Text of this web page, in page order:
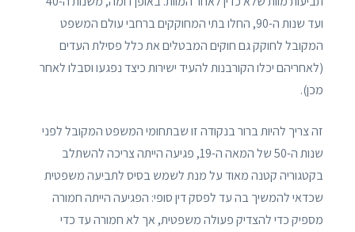
ועד שנות ה-90, החלו בתי המחוקקים ברחבי עולם המשפט
המקובל לחוקק גם חוקים המבטלים את כלל פסילת העדים
(לאחריהם יכלו הקורבנות להעיד ישירות כיצד נפגעו וסבלו לאחר
מכן).
זה צריך להיות ברור בנקודה זו שבתחומי המשפט המקובל לפני
שנות ה-50 של המאה ה-19, פגיעה הייתה צריכה להשתלב
בקטגוריה קטנה מאוד על מנת לשמש בסיס לתביעה משפטית
שכדאי להמשיך בה עד לפסק דין סופי: הפגיעה הייתה חמורה
מספיק כדי להצדיק פעולה משפטית, אך לא חמורה עד כדי